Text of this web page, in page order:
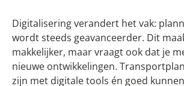
Digitalisering verandert het vak:
wordt steeds geavanceerder. Dit
makkelijker, maar vraagt ook dat je
nieuwe ontwikkelingen.
zijn met digitale tools én goed kunnen